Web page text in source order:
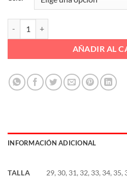
AÑADIR AL
INFORMACIÓN ADICIONAL
TALLA 29, 30, 31, 32, 33, 34, 35,